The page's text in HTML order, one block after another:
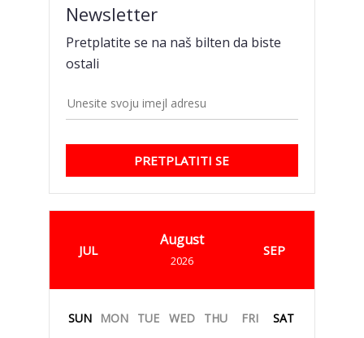
Newsletter
Pretplatite se na naš bilten da biste
ostali
PRETPLATITI SE
JUL
August
2026
SEP
SUN MON TUE WED THU FRI SAT